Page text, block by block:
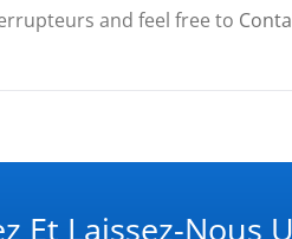
and feel free to
Et Laissez-Nous